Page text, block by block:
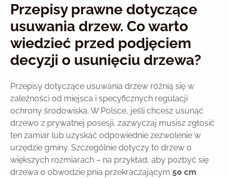
Przepisy prawne dotyczące
usuwania drzew. Co warto
wiedzieć przed podjęciem
decyzji o usunięciu drzewa?
Przepisy dotyczące usuwania drzew różnią się w
zależności od miejsca i specyficznych regulacji
ochrony środowiska. W Polsce, jeśli chcesz usunąć
drzewo z prywatnej posesji, zazwyczaj musisz zgłosić
ten zamiar lub uzyskać odpowiednie zezwolenie w
urzędzie gminy. Szczególnie dotyczy to drzew o
większych rozmiarach – na przykład, aby pozbyć się
drzewa o obwodzie pnia przekraczającym 50 cm